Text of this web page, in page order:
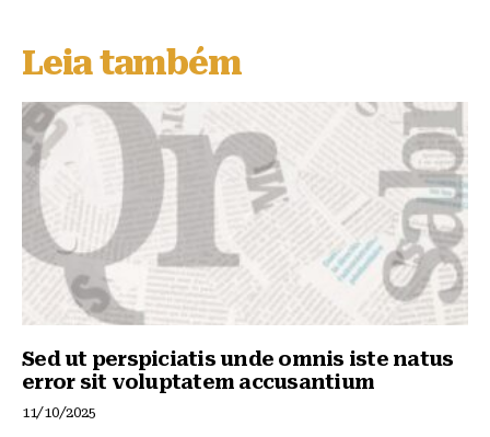
s
k
y
e
b
o
o
k
s
A
p
Leia também
Sed ut perspiciatis unde omnis iste natus
error sit voluptatem accusantium
11/10/2025